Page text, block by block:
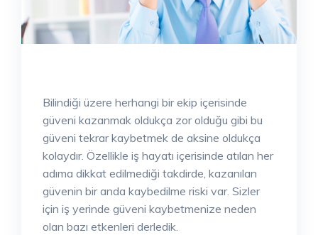
Bilindiği üzere herhangi bir ekip içerisinde
güveni kazanmak oldukça zor olduğu gibi bu
güveni tekrar kaybetmek de aksine oldukça
kolaydır. Özellikle iş hayatı içerisinde atılan her
adıma dikkat edilmediği takdirde, kazanılan
güvenin bir anda kaybedilme riski var. Sizler
için iş yerinde güveni kaybetmenize neden
olan bazı etkenleri derledik.